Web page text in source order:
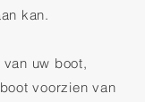
kan.
uw boot,
voorzien van